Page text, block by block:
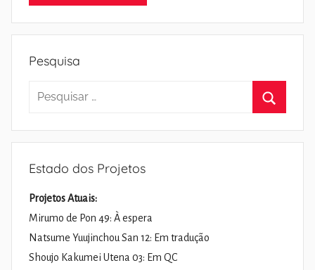
Pesquisa
Pesquisar
Estado dos Projetos
Projetos Atuais:
Mirumo de Pon 49: À espera
Natsume Yuujinchou San 12: Em tradução
Shoujo Kakumei Utena 03: Em QC